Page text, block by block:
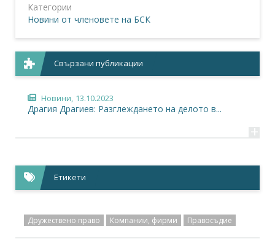
Категории
Новини от членовете на БСК
Свързани публикации
Новини, 13.10.2023
Драгия Драгиев: Разглеждането на делото в...
+
Етикети
Дружествено право Компании, фирми Правосъдие